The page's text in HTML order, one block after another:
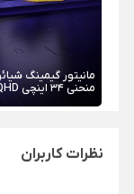
منحنی ۳۴ اینچی WQHD و نرخ نوسازی ۱۸۰ هرتز عرضه شد!
نظرات کاربران